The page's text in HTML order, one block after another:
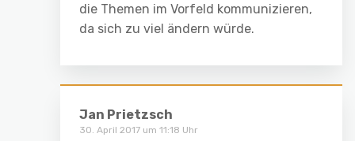
die Themen im Vorfeld kommunizieren,
da sich zu viel ändern würde.
Jan Prietzsch
30. April 2017 um 11:18 Uhr